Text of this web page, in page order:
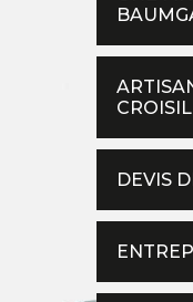
DEVIS